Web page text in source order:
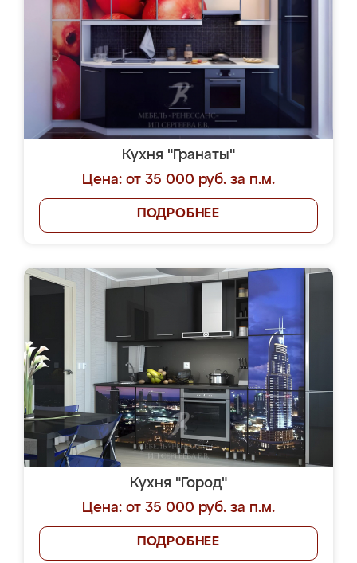
Кухня "Гранаты"
Цена: от 35 000 руб. за п.м.
ПОДРОБНЕЕ
Кухня "Город"
Цена: от 35 000 руб. за п.м.
ПОДРОБНЕЕ